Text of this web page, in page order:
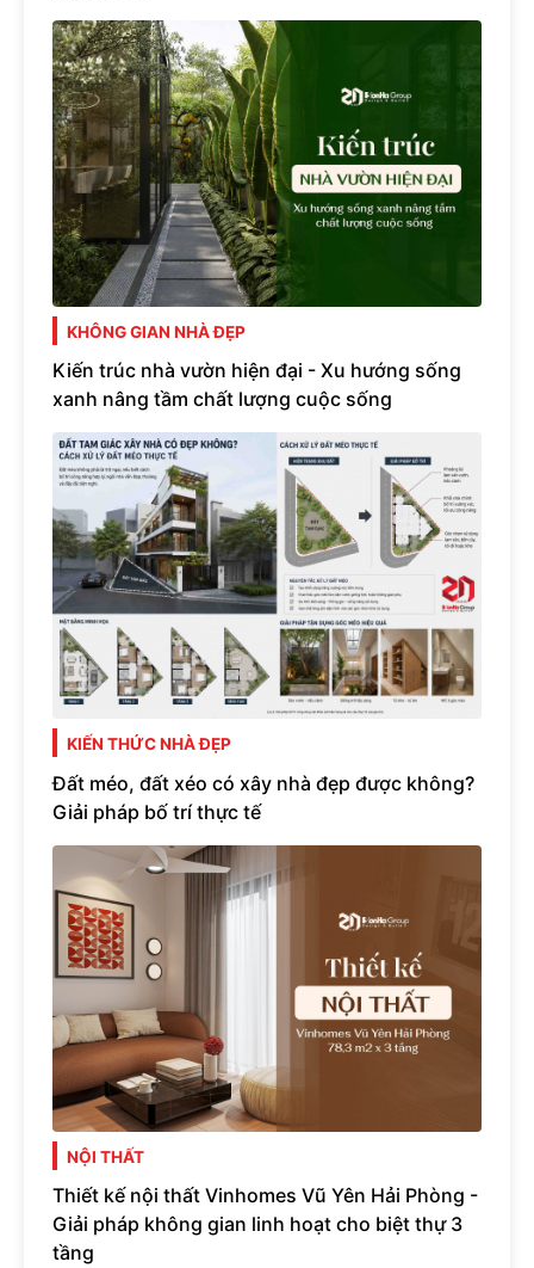
KHÔNG GIAN NHÀ ĐẸP
Kiến trúc nhà vườn hiện đại - Xu hướng sống
xanh nâng tầm chất lượng cuộc sống
KIẾN THỨC NHÀ ĐẸP
Đất méo, đất xéo có xây nhà đẹp được không?
Giải pháp bố trí thực tế
NỘI THẤT
Thiết kế nội thất Vinhomes Vũ Yên Hải Phòng -
Giải pháp không gian linh hoạt cho biệt thự 3
tầng